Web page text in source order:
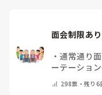
面会制限あ
・ 通常通り
ーテーショ
298票・残り6